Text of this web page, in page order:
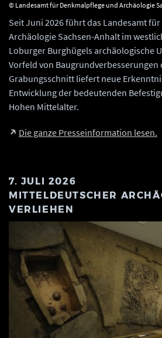
© Landesamt für Denkmalpflege und Archäologie
Seit Juni 2026 führt das Landesamt
Archäologie Sachsen-Anhalt im
Loburger Burghügels archäologische
Vorfeld von Baugrundverbesserungen
Grabungsschnitt liefert neue
Entwicklung der bedeutenden
Hohen Mittelalter.
Die ganze Presseinformation lesen.
7. JULI 2026
MITTELDEUTSCHER
VERLIEHEN